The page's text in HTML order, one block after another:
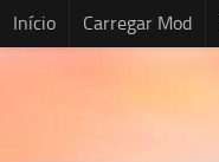
Início Carregar Mod